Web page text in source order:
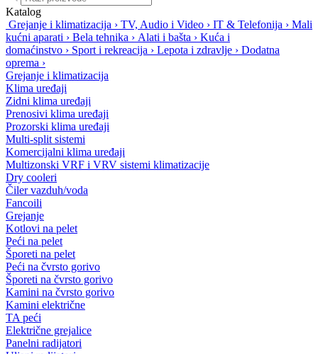
Katalog
Grejanje i klimatizacija › TV, Audio i Video › IT & Telefonija › Mali
kućni aparati › Bela tehnika › Alati i bašta › Kuća i
domaćinstvo › Sport i rekreacija › Lepota i zdravlje › Dodatna
oprema ›
Grejanje i klimatizacija
Klima uređaji
Zidni klima uređaji
Prenosivi klima uređaji
Prozorski klima uređaji
Multi-split sistemi
Komercijalni klima uređaji
Multizonski VRF i VRV sistemi klimatizacije
Dry cooleri
Čiler vazduh/voda
Fancoili
Grejanje
Kotlovi na pelet
Peći na pelet
Šporeti na pelet
Peći na čvrsto gorivo
Šporeti na čvrsto gorivo
Kamini na čvrsto gorivo
Kamini električne
TA peći
Električne grejalice
Panelni radijatori